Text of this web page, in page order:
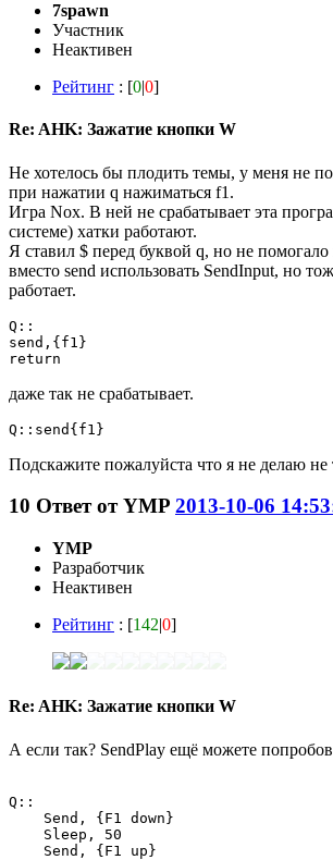
7spawn
Участник
Неактивен
Рейтинг : [0|0]
Re: AHK: Зажатие кнопки W
Не хотелось бы плодить темы, у меня не
при нажатии q нажиматься f1.
Игра Nox. В ней не срабатывает эта
системе) хатки работают.
Я ставил $ перед буквой q, но не
вместо send использовать SendInput, но
работает.
Q::
send,{f1}
return
даже так не срабатывает.
Q::send{f1}
Подскажите пожалуйста что я не делаю не
10 Ответ отYMP 2013-10-06
YMP
Разработчик
Неактивен
Рейтинг : [142|0]
Re: AHK: Зажатие кнопки W
А если так? SendPlay ещё можете
Q::
    Send, {F1 down}
    Sleep, 50
    Send, {F1 up}